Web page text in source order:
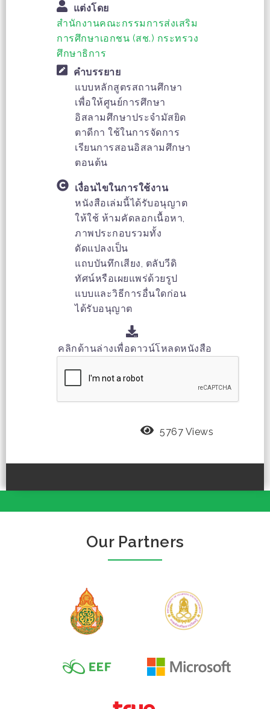
แต่งโดย
สำนักงานคณะกรรมการส่งเสริม
การศึกษาเอกชน (สช.) กระทรวง
ศึกษาธิการ
คำบรรยาย
แบบหลักสูตรสถานศึกษา
เพื่อให้ศูนย์การศึกษา
อิสลามศึกษาประจำมัสยิด
ตาดีกา ใช้ในการจัดการ
เรียนการสอนอิสลามศึกษา
ตอนต้น
เงื่อนไขในการใช้งาน
หนังสือเล่มนี้ได้รับอนุญาต
ให้ใช้ ห้ามคัดลอกเนื้อหา,
ภาพประกอบรวมทั้ง
ดัดแปลงเป็น
แถบบันทึกเสียง, ตลับวีดิ
ทัศน์หรือเผยแพร่ด้วยรูป
แบบและวิธีการอื่นใดก่อน
ได้รับอนุญาต
คลิกด้านล่างเพื่อดาวน์โหลดหนังสือ
5767 Views
Our Partners